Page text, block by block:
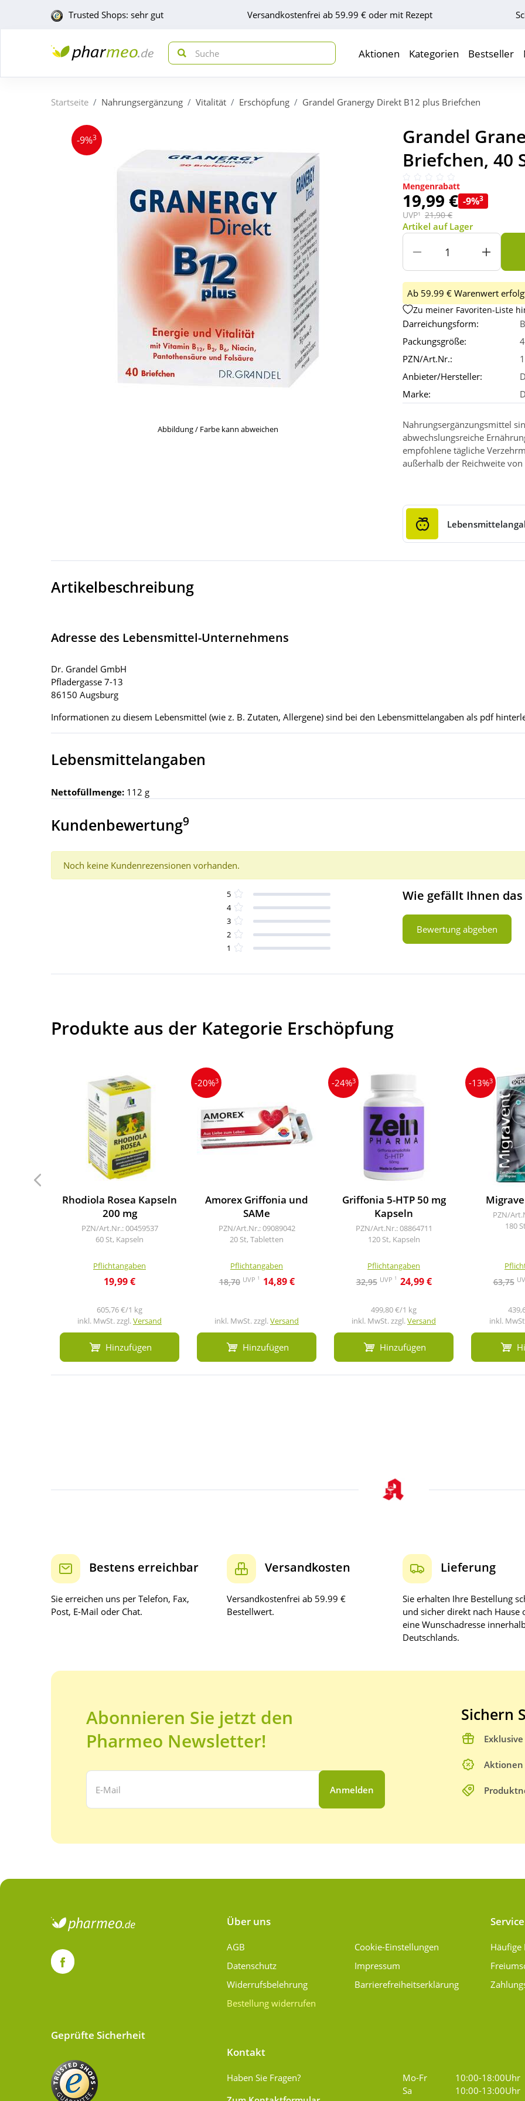
Trusted Shops: sehr gut Versandkostenfrei ab 59.99 € oder mit Rezept
Aktionen Kategorien Bestseller
Startseite Nahrungsergänzung Vitalität Erschöpfung Grandel Granergy Direkt B12 plus Briefchen
-9%3
Abbildung / Farbe kann abweichen
Grandel
Briefchen, 40
Mengenrabatt
19,99 € -9%3
UVP¹ 21,90 €
Artikel auf Lager
Ab 59.99 € Warenwert
Zu meiner Favoriten-Liste
Darreichungsform:
Packungsgröße:
PZN/Art.Nr.:
Anbieter/Hersteller:
Marke:
Nahrungsergänzungsmittel
abwechslungsreiche
empfohlene tägliche
außerhalb der Reichweite
Artikelbeschreibung
Adresse des Lebensmittel-Unternehmens
Dr. Grandel GmbH
Pfladergasse 7-13
86150 Augsburg
Informationen zu diesem Lebensmittel (wie z. B. Zutaten, Allergene) sind bei den Lebensmittelangaben als pdf
Lebensmittelangaben
Nettofüllmenge: 112 g
Kundenbewertung9
Noch keine Kundenrezensionen vorhanden.
5
4
3
2
1
Wie gefällt Ihnen
Bewertung abgeben
Produkte aus der Kategorie Erschöpfung
Rhodiola Rosea Kapseln
200 mg
PZN/Art.Nr.: 00459537
60 St, Kapseln
Pflichtangaben
19,99 €
605,76 €/1 kg
inkl. MwSt. zzgl.Versand
Hinzufügen
-20%3
Amorex Griffonia und
SAMe
PZN/Art.Nr.: 09089042
20 St, Tabletten
Pflichtangaben
18,70 UVP 1 14,89 €
inkl. MwSt. zzgl.Versand
Hinzufügen
-24%3
Griffonia 5-HTP 50 mg
Kapseln
PZN/Art.Nr.: 08864711
120 St, Kapseln
Pflichtangaben
32,95 UVP 1 24,99 €
499,80 €/1 kg
inkl. MwSt. zzgl.Versand
Hinzufügen
-13%3
PZN/
180
63,75
inkl.
Bestens erreichbar
Sie erreichen uns per Telefon, Fax,
Post, E-Mail oder Chat.
Versandkosten
Versandkostenfrei ab 59.99 €
Bestellwert.
Lieferung
Sie erhalten Ihre Bestellung
und sicher direkt nach Hause
eine Wunschadresse
Deutschlands.
Abonnieren Sie jetzt den
Pharmeo Newsletter!
Ihre E-Mail Adresse:
Anmelden
Sichern
Aktionen
Über uns
AGB
Datenschutz
Widerrufsbelehrung
Bestellung widerrufen
Cookie-Einstellungen
Impressum
Barrierefreiheitserklärung
Service
Häufige
Kontakt
Haben Sie Fragen?
Mo-Fr
10:00-18:00Uhr
Sa
10:00-13:00Uhr
Geprüfte Sicherheit